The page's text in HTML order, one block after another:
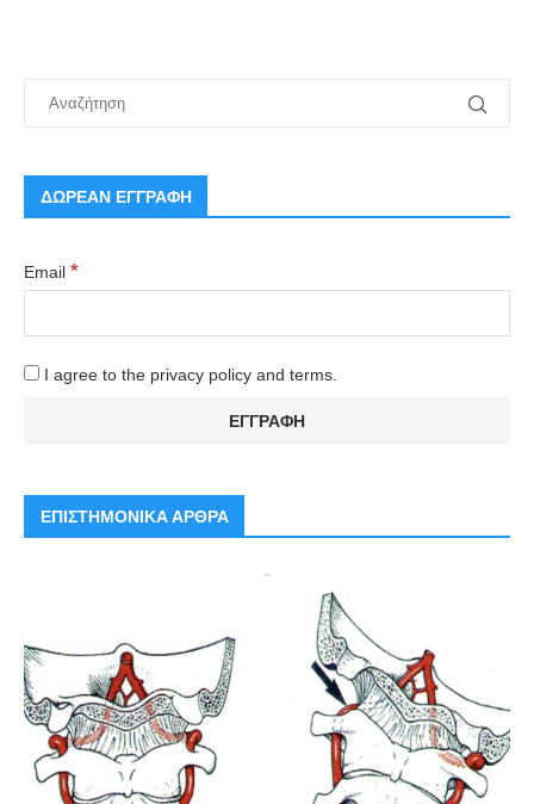
ΔΩΡΕΑΝ ΕΓΓΡΑΦΗ
Email *
I agree to the privacy policy and terms.
ΕΠΙΣΤΗΜΟΝΙΚΑ ΑΡΘΡΑ